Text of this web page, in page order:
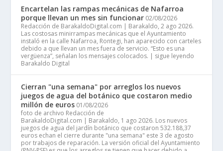
Encartelan las rampas mecánicas de Nafarroa
porque llevan un mes sin funcionar 02/08/2026
Redacción de BarakaldoDigital.com | Barakaldo, 2 ago 2026.
Las costosas minirrampas mecánicas que el Ayuntamiento
instaló en la calle Nafarroa, Rontegi, han aparecido con carteles
debido a que llevan un mes fuera de servicio. “Esto es una
vergüenza”, señalan los mensajes colocados. | sigue leyendo
Barakaldo Digital
Cierran "una semana" por arreglos los nuevos
juegos de agua del botánico que costaron medio
millón de euros 01/08/2026
foto de archivo Redacción de
BarakaldoDigital.com | Barakaldo, 1 ago 2026. Los nuevos
juegos de agua del jardín botánico que costaron 532.188,37
euros echan el cierre durante "una semana" este 3 de agosto
por trabajos de reparación. La versión oficial del Ayuntamiento